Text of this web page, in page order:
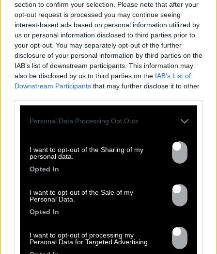
section to confirm your selection. Please note that after your
opt-out request is processed you may continue seeing
interest-based ads based on personal information utilized by
us or personal information disclosed to third parties prior to
your opt-out. You may separately opt-out of the further
disclosure of your personal information by third parties on the
IAB’s list of downstream participants. This information may
also be disclosed by us to third parties on the IAB’s List of
Downstream Participants that may further disclose it to other
Personal Data Processing Opt Outs
I want to opt-out of the Sharing of my
personal data.
Opted In
I want to opt-out of the Sale of my
Personal Data.
Opted In
I want to opt-out of processing my
Personal Data for Targeted Advertising.
13.07
« Entre Nous » enfin mis en image :
portrait d’une virilité vacillante. Réalisé
par Rob Knudsen (Caba & JeanJass,
Georgio, Ascendant Vierge…), le clip met
le suit dans son rituel. Il s’habille, enfile
ses bottes, scelle son cheval, ajuste
Previous